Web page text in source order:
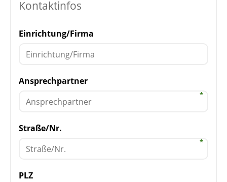
Kontaktinfos
Einrichtung/Firma
Ansprechpartner
Straße/Nr.
PLZ